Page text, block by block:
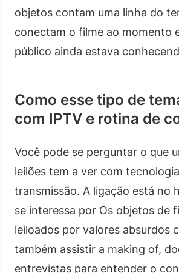
objetos contam uma linha do
conectam o filme ao momento
público ainda estava
Como esse tipo de
com IPTV e rotina de
Você pode se perguntar o que
leilões tem a ver com
transmissão. A ligação está no
se interessa por Os objetos de
leiloados por valores absurdos
também assistir a making of,
entrevistas para entender o